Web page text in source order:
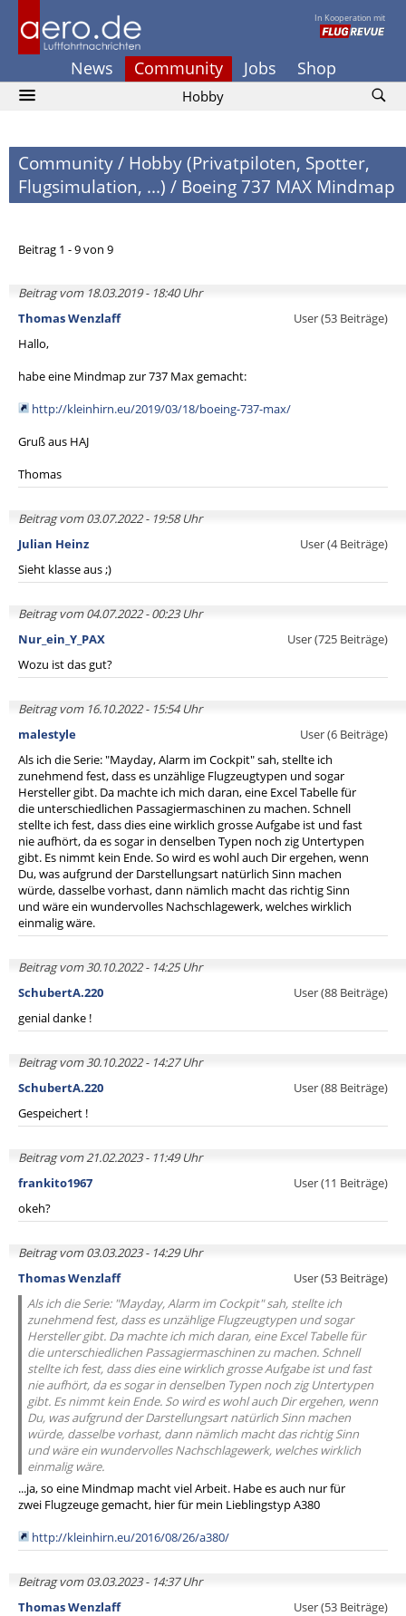
In Kooperation mit
News Community Jobs Shop
Hobby
Community/ Hobby (Privatpiloten, Spotter,
Flugsimulation, ...) / Boeing 737 MAX Mindmap
Beitrag 1 - 9 von 9
Beitrag vom 18.03.2019 - 18:40 Uhr
Thomas Wenzlaff
User (53 Beiträge)
Hallo,
habe eine Mindmap zur 737 Max gemacht:
http://kleinhirn.eu/2019/03/18/boeing-737-max/
Gruß aus HAJ
Thomas
Beitrag vom 03.07.2022 - 19:58 Uhr
Julian Heinz
User (4 Beiträge)
Sieht klasse aus ;)
Beitrag vom 04.07.2022 - 00:23 Uhr
Nur_ein_Y_PAX
User (725 Beiträge)
Wozu ist das gut?
Beitrag vom 16.10.2022 - 15:54 Uhr
malestyle
User (6 Beiträge)
Als ich die Serie: "Mayday, Alarm im Cockpit" sah, stellte ich
zunehmend fest, dass es unzählige Flugzeugtypen und sogar
Hersteller gibt. Da machte ich mich daran, eine Excel Tabelle für
die unterschiedlichen Passagiermaschinen zu machen. Schnell
stellte ich fest, dass dies eine wirklich grosse Aufgabe ist und fast
nie aufhört, da es sogar in denselben Typen noch zig Untertypen
gibt. Es nimmt kein Ende. So wird es wohl auch Dir ergehen, wenn
Du, was aufgrund der Darstellungsart natürlich Sinn machen
würde, dasselbe vorhast, dann nämlich macht das richtig Sinn
und wäre ein wundervolles Nachschlagewerk, welches wirklich
einmalig wäre.
Beitrag vom 30.10.2022 - 14:25 Uhr
SchubertA.220
User (88 Beiträge)
genial danke !
Beitrag vom 30.10.2022 - 14:27 Uhr
SchubertA.220
User (88 Beiträge)
Gespeichert !
Beitrag vom 21.02.2023 - 11:49 Uhr
frankito1967
User (11 Beiträge)
okeh?
Beitrag vom 03.03.2023 - 14:29 Uhr
Thomas Wenzlaff
User (53 Beiträge)
Als ich die Serie: "Mayday, Alarm im Cockpit" sah, stellte ich
zunehmend fest, dass es unzählige Flugzeugtypen und sogar
Hersteller gibt. Da machte ich mich daran, eine Excel Tabelle für
die unterschiedlichen Passagiermaschinen zu machen. Schnell
stellte ich fest, dass dies eine wirklich grosse Aufgabe ist und fast
nie aufhört, da es sogar in denselben Typen noch zig Untertypen
gibt. Es nimmt kein Ende. So wird es wohl auch Dir ergehen, wenn
Du, was aufgrund der Darstellungsart natürlich Sinn machen
würde, dasselbe vorhast, dann nämlich macht das richtig Sinn
und wäre ein wundervolles Nachschlagewerk, welches wirklich
einmalig wäre.
...ja, so eine Mindmap macht viel Arbeit. Habe es auch nur für
zwei Flugzeuge gemacht, hier für mein Lieblingstyp A380
http://kleinhirn.eu/2016/08/26/a380/
Beitrag vom 03.03.2023 - 14:37 Uhr
Thomas Wenzlaff
User (53 Beiträge)